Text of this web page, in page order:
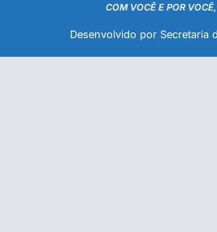
COM VOCÊ E POR
Desenvolvido por Secretaria